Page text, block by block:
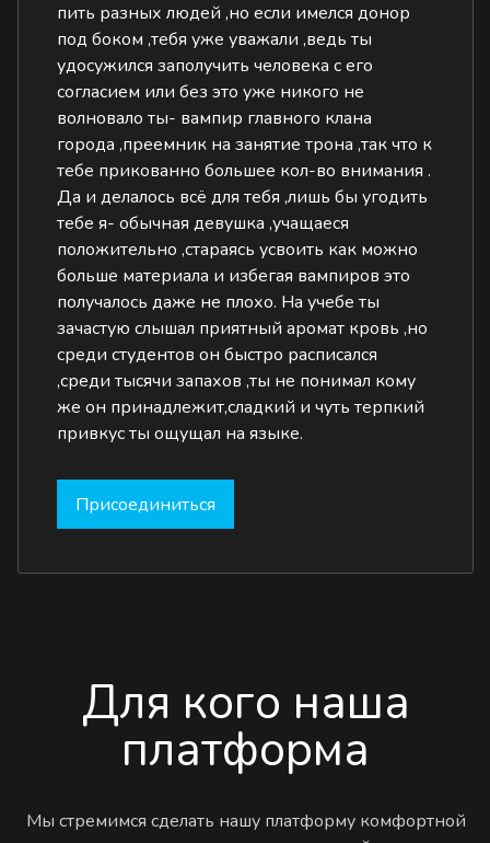
пить разных людей ,но если имелся донор
под боком ,тебя уже уважали ,ведь ты
удосужился заполучить человека с его
согласием или без это уже никого не
волновало ты- вампир главного клана
города ,преемник на занятие трона ,так что к
тебе прикованно большее кол-во внимания .
Да и делалось всё для тебя ,лишь бы угодить
тебе я- обычная девушка ,учащаеся
положительно ,стараясь усвоить как можно
больше материала и избегая вампиров это
получалось даже не плохо. На учебе ты
зачастую слышал приятный аромат кровь ,но
среди студентов он быстро расписался
,среди тысячи запахов ,ты не понимал кому
же он принадлежит,сладкий и чуть терпкий
привкус ты ощущал на языке.
Присоединиться
Для кого наша
платформа
Мы стремимся сделать нашу платформу комфортной